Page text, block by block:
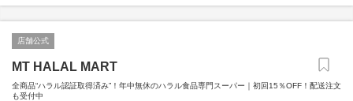
店舗公式
MT HALAL MART
全商品“ハラル認証取得済み”！年中無休のハラル食品専門スーパー｜初回15％OFF！配送注文
も受付中